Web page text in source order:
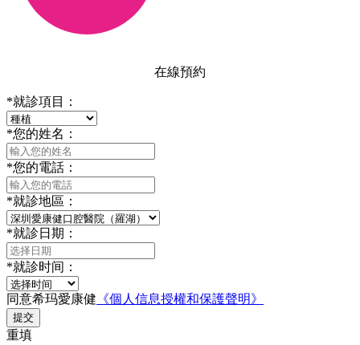
在線預約
*就診項目：
*您的姓名：
*您的電話：
*就診地區：
*就診日期：
*就診时间：
同意希玛愛康健 《個人信息授權和保護聲明》
提交
重填